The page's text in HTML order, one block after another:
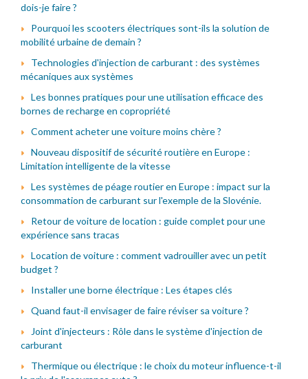
dois-je faire ?
Pourquoi les scooters électriques sont-ils la solution de
mobilité urbaine de demain ?
Technologies d'injection de carburant : des systèmes
mécaniques aux systèmes
Les bonnes pratiques pour une utilisation efficace des
bornes de recharge en copropriété
Comment acheter une voiture moins chère ?
Nouveau dispositif de sécurité routière en Europe :
Limitation intelligente de la vitesse
Les systèmes de péage routier en Europe : impact sur la
consommation de carburant sur l'exemple de la Slovénie.
Retour de voiture de location : guide complet pour une
expérience sans tracas
Location de voiture : comment vadrouiller avec un petit
budget ?
Installer une borne électrique : Les étapes clés
Quand faut-il envisager de faire réviser sa voiture ?
Joint d'injecteurs : Rôle dans le système d'injection de
carburant
Thermique ou électrique : le choix du moteur influence-t-il